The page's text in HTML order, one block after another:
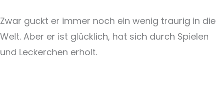
Zwar guckt er immer noch ein wenig traurig in die
Welt. Aber er ist glücklich, hat sich durch Spielen
und Leckerchen erholt.